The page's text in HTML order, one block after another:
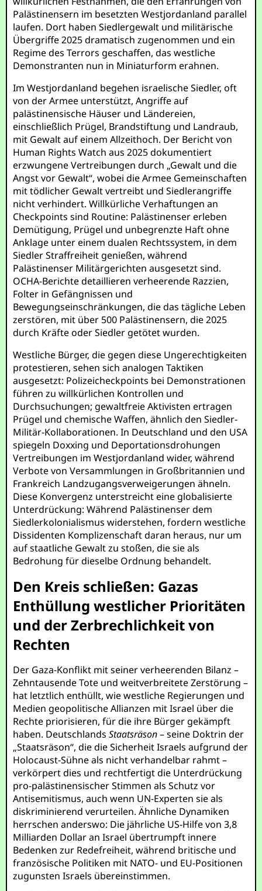
Palästinensern im besetzten Westjordanland parallel
laufen. Dort haben Siedlergewalt und militärische
Übergriffe 2025 dramatisch zugenommen und ein
Regime des Terrors geschaffen, das westliche
Demonstranten nun in Miniaturform erahnen.
Im Westjordanland begehen israelische Siedler, oft
von der Armee unterstützt, Angriffe auf
palästinensische Häuser und Ländereien,
einschließlich Prügel, Brandstiftung und Landraub,
mit Gewalt auf einem Allzeithoch. Der Bericht von
Human Rights Watch aus 2025 dokumentiert
erzwungene Vertreibungen durch „Gewalt und die
Angst vor Gewalt“, wobei die Armee Gemeinschaften
mit tödlicher Gewalt vertreibt und Siedlerangriffe
nicht verhindert. Willkürliche Verhaftungen an
Checkpoints sind Routine: Palästinenser erleben
Demütigung, Prügel und unbegrenzte Haft ohne
Anklage unter einem dualen Rechtssystem, in dem
Siedler Straffreiheit genießen, während
Palästinenser Militärgerichten ausgesetzt sind.
OCHA-Berichte detaillieren verheerende Razzien,
Folter in Gefängnissen und
Bewegungseinschränkungen, die das tägliche Leben
zerstören, mit über 500 Palästinensern, die 2025
durch Kräfte oder Siedler getötet wurden.
Westliche Bürger, die gegen diese Ungerechtigkeiten
protestieren, sehen sich analogen Taktiken
ausgesetzt: Polizeicheckpoints bei Demonstrationen
führen zu willkürlichen Kontrollen und
Durchsuchungen; gewaltfreie Aktivisten ertragen
Prügel und chemische Waffen, ähnlich den Siedler-
Militär-Kollaborationen. In Deutschland und den USA
spiegeln Doxxing und Deportationsdrohungen
Vertreibungen im Westjordanland wider, während
Verbote von Versammlungen in Großbritannien und
Frankreich Landzugangsverweigerungen ähneln.
Diese Konvergenz unterstreicht eine globalisierte
Unterdrückung: Während Palästinenser dem
Siedlerkolonialismus widerstehen, fordern westliche
Dissidenten Komplizenschaft daran heraus, nur um
auf staatliche Gewalt zu stoßen, die sie als
Bedrohung für dieselbe Ordnung behandelt.
Den Kreis schließen: Gazas
Enthüllung westlicher Prioritäten
und der Zerbrechlichkeit von
Rechten
Der Gaza-Konflikt mit seiner verheerenden Bilanz –
Zehntausende Tote und weitverbreitete Zerstörung –
hat letztlich enthüllt, wie westliche Regierungen und
Medien geopolitische Allianzen mit Israel über die
Rechte priorisieren, für die ihre Bürger gekämpft
haben. DeutschlandsStaatsräson– seine Doktrin der
„Staatsräson“, die die Sicherheit Israels aufgrund der
Holocaust-Sühne als nicht verhandelbar rahmt –
verkörpert dies und rechtfertigt die Unterdrückung
pro-palästinensischer Stimmen als Schutz vor
Antisemitismus, auch wenn UN-Experten sie als
diskriminierend verurteilen. Ähnliche Dynamiken
herrschen anderswo: Die jährliche US-Hilfe von 3,8
Milliarden Dollar an Israel übertrumpft innere
Bedenken zur Redefreiheit, während britische und
französische Politiken mit NATO- und EU-Positionen
zugunsten Israels übereinstimmen.